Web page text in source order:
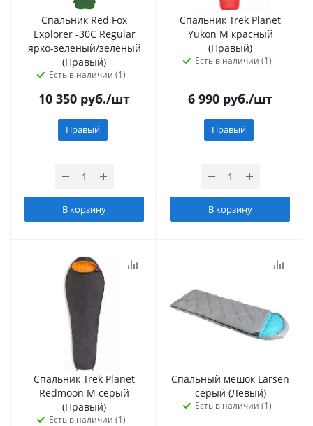
Спальник Red Fox
Explorer -30C Regular
ярко-зеленый/зеленый
(Правый)
Есть в наличии (1)
10 350 руб./шт
Правый
В корзину
Спальник Trek Planet
Yukon M красный
(Правый)
Есть в наличии (1)
6 990 руб./шт
Правый
В корзину
Спальник Trek Planet
Redmoon M серый
(Правый)
Есть в наличии (1)
Спальный мешок Larsen
серый (Левый)
Есть в наличии (1)